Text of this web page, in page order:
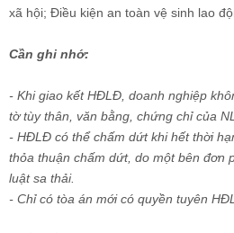
xã hội; Điều kiện an toàn vệ sinh lao
Cần ghi nhớ:
- Khi giao kết HĐLĐ, doanh nghiệp
tờ tùy thân, văn bằng, chứng chỉ của
- HĐLĐ có thể chấm dứt khi hết thời
thỏa thuận chấm dứt, do một bên đơn
luật sa thải.
- Chỉ có tòa án mới có quyền tuyên